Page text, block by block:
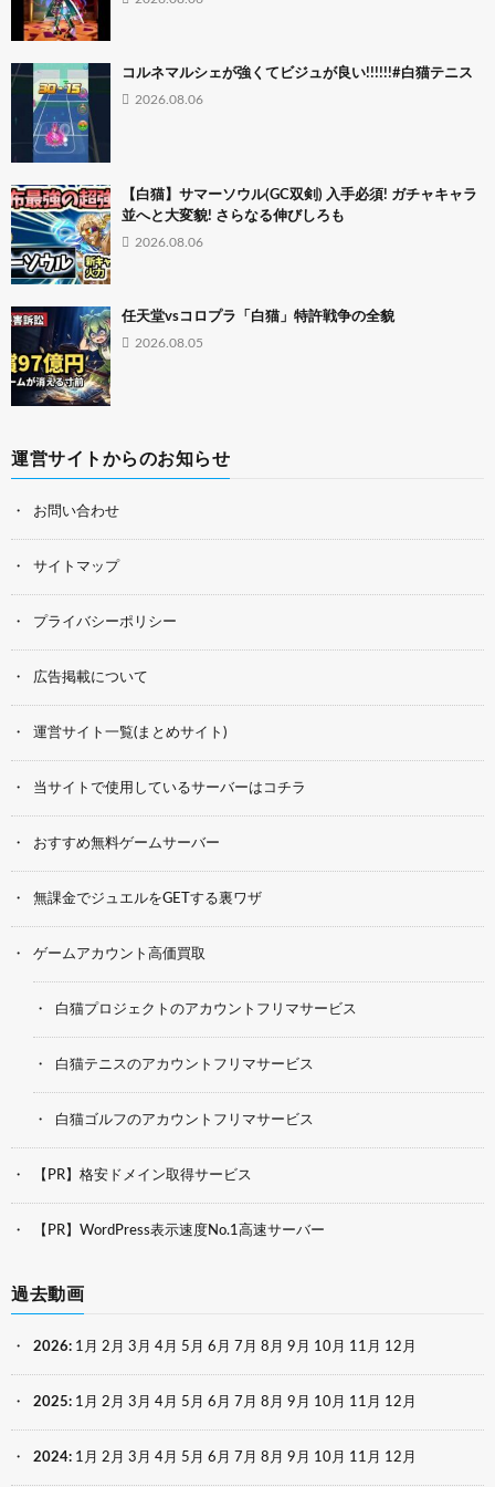
コルネマルシェが強くてビジュが良い!!!!!!#白猫テニス
2026.08.06
【白猫】サマーソウル(GC双剣) 入手必須! ガチャキャラ
並へと大変貌! さらなる伸びしろも
2026.08.06
任天堂vsコロプラ「白猫」特許戦争の全貌
2026.08.05
運営サイトからのお知らせ
お問い合わせ
サイトマップ
プライバシーポリシー
広告掲載について
運営サイト一覧(まとめサイト)
当サイトで使用しているサーバーはコチラ
おすすめ無料ゲームサーバー
無課金でジュエルをGETする裏ワザ
ゲームアカウント高価買取
白猫プロジェクトのアカウントフリマサービス
白猫テニスのアカウントフリマサービス
白猫ゴルフのアカウントフリマサービス
【PR】格安ドメイン取得サービス
【PR】WordPress表示速度No.1高速サーバー
過去動画
2026: 1月 2月 3月 4月 5月 6月 7月 8月 9月 10月 11月 12月
2025: 1月 2月 3月 4月 5月 6月 7月 8月 9月 10月 11月 12月
2024: 1月 2月 3月 4月 5月 6月 7月 8月 9月 10月 11月 12月